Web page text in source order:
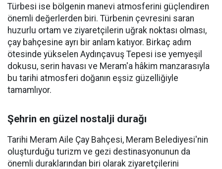
Türbesi ise bölgenin manevi atmosferini güçlendiren
önemli değerlerden biri. Türbenin çevresini saran
huzurlu ortam ve ziyaretçilerin uğrak noktası olması,
çay bahçesine ayrı bir anlam katıyor. Birkaç adım
ötesinde yükselen Aydınçavuş Tepesi ise yemyeşil
dokusu, serin havası ve Meram'a hâkim manzarasıyla
bu tarihi atmosferi doğanın eşsiz güzelliğiyle
tamamlıyor.
Şehrin en güzel nostalji durağı
Tarihi Meram Aile Çay Bahçesi, Meram Belediyesi'nin
oluşturduğu turizm ve gezi destinasyonunun da
önemli duraklarından biri olarak ziyaretçilerini